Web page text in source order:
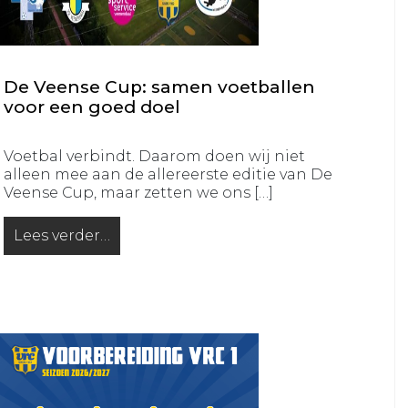
1
VRC
2
VRC
3
VRC
JO9JO8
Spitsies
&
Meiden
VRC
MO20-
1
1
VRC
De Veense Cup: samen voetballen
voor een goed doel
Voetbal verbindt. Daarom doen wij niet
alleen mee aan de allereerste editie van De
Veense Cup, maar zetten we ons […]
Lees verder…
from De Veense Cup: samen voetballen voor een